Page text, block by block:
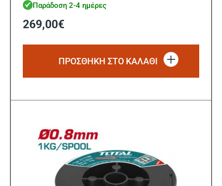
Παράδοση 2-4 ημέρες
269,00€
ΠΡΟΣΘΗΚΗ ΣΤΟ ΚΑΛΑΘΙ